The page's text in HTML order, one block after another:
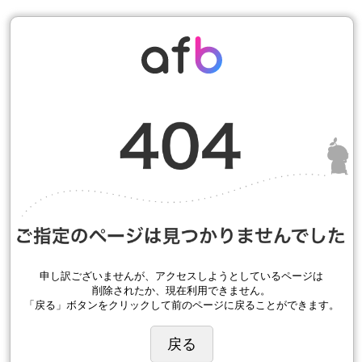
申し訳ございませんが、アクセスしようとしているページは
削除されたか、現在利用できません。
「戻る」ボタンをクリックして前のページに戻ることができます。
戻る